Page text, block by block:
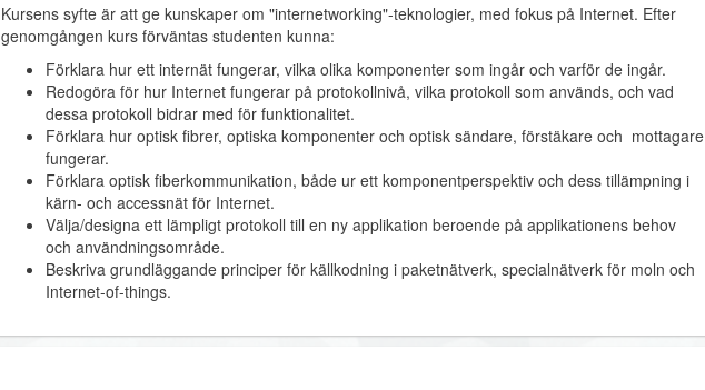
Kursens syfte är att ge kunskaper om "internetworking"-teknologier, med fokus på Internet. Efter
genomgången kurs förväntas studenten kunna:
Förklara hur ett internät fungerar, vilka olika komponenter som ingår och varför de ingår.
Redogöra för hur Internet fungerar på protokollnivå, vilka protokoll som används, och vad
dessa protokoll bidrar med för funktionalitet.
Förklara hur optisk fibrer, optiska komponenter och optisk sändare, förstäkare och mottagare
fungerar.
Förklara optisk fiberkommunikation, både ur ett komponentperspektiv och dess tillämpning i
kärn- och accessnät för Internet.
Välja/designa ett lämpligt protokoll till en ny applikation beroende på applikationens behov
och användningsområde.
Beskriva grundläggande principer för källkodning i paketnätverk, specialnätverk för moln och
Internet-of-things.